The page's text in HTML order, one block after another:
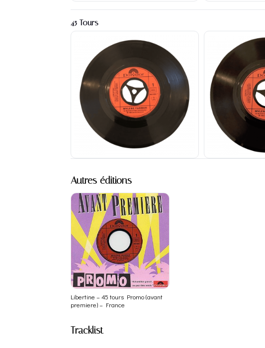
45 Tours
Autres éditions
Libertine – 45 tours Promo (avant
premiere) – France
Tracklist